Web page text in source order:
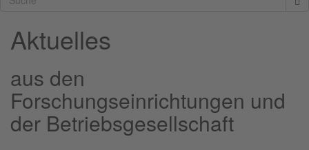
Aktuelles
aus den
Forschungseinrichtungen und
der Betriebsgesellschaft